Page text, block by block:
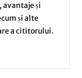
și
și alte
a cititorului.